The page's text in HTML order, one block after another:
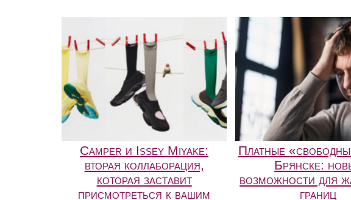
Camper и Issey Miyake:
вторая коллаборация,
которая заставит
присмотреться к вашим
Платные
Брянске:
возможности для
границ